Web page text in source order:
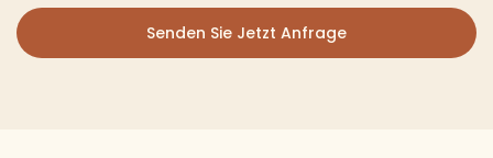
Senden Sie Jetzt Anfrage